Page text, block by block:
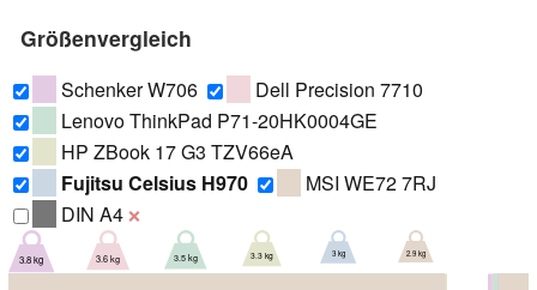
Größenvergleich
Schenker W706
Dell Precision 7710
Lenovo ThinkPad P71-20HK0004GE
HP ZBook 17 G3 TZV66eA
Fujitsu Celsius H970
MSI WE72 7RJ
DIN A4 ❌
3.8 kg 3.6 kg 3.5 kg 3.3 kg 3 kg 2.9 kg